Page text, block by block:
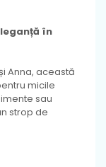
în
Anna, această
micile
sau
strop de